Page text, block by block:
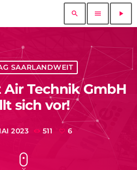
search menu play_arrow
SAARLANDWEIT
Air Technik GmbH
sich vor!
2023 511 6